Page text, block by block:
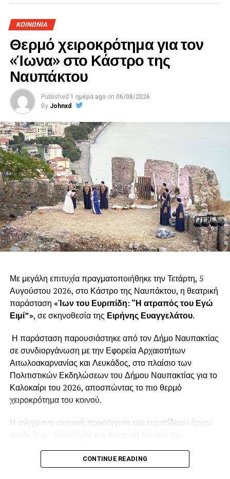
ΚΟΙΝΩΝΙΑ
Θερμό χειροκρότημα για τον
«Ίωνα» στο Κάστρο της
Ναυπάκτου
Published 1 ημέρα ago on 06/08/2026
By Johnxd
Με μεγάλη επιτυχία πραγματοποιήθηκε την Τετάρτη, 5
Αυγούστου 2026, στο Κάστρο της Ναυπάκτου, η θεατρική
παράσταση «Ίων του Ευριπίδη: “Η ατραπός του Εγώ
Ειμί”», σε σκηνοθεσία της Ειρήνης Ευαγγελάτου.
Η παράσταση παρουσιάστηκε από τον Δήμο Ναυπακτίας
σε συνδιοργάνωση με την Εφορεία Αρχαιοτήτων
Αιτωλοακαρνανίας και Λευκάδος, στο πλαίσιο των
Πολιτιστικών Εκδηλώσεων του Δήμου Ναυπακτίας για το
Καλοκαίρι του 2026, αποσπώντας το πιο θερμό
χειροκρότημα του κοινού.
Η σύγχρονη σκηνική προσέγγιση του ευριπίδειου έργου
το τραύμα της εγκατάλειψης και τη συμφιλίωση με το
παρελθόν. Η σκηνοθετική ματιά της Ειρήνης
CONTINUE READING